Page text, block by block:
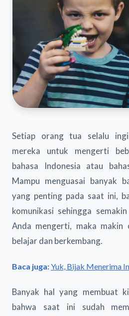
Setiap orang tua selalu
mereka untuk mengerti
bahasa Indonesia atau
Mampu menguasai banyak
yang penting pada saat ini,
komunikasi sehingga
Anda mengerti, maka makin
belajar dan berkembang.
Baca juga:Yuk, Bijak Menerima
Banyak hal yang membuat
bahwa saat ini sudah